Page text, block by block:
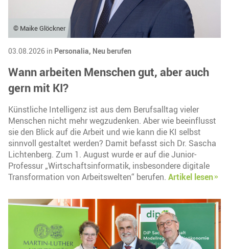
© Maike Glöckner
03.08.2026 in Personalia, Neu berufen
Wann arbeiten Menschen gut, aber auch
gern mit KI?
Künstliche Intelligenz ist aus dem Berufsalltag vieler
Menschen nicht mehr wegzudenken. Aber wie beeinflusst
sie den Blick auf die Arbeit und wie kann die KI selbst
sinnvoll gestaltet werden? Damit befasst sich Dr. Sascha
Lichtenberg. Zum 1. August wurde er auf die Junior-
Professur „Wirtschaftsinformatik, insbesondere digitale
Transformation von Arbeitswelten“ berufen. Artikel lesen